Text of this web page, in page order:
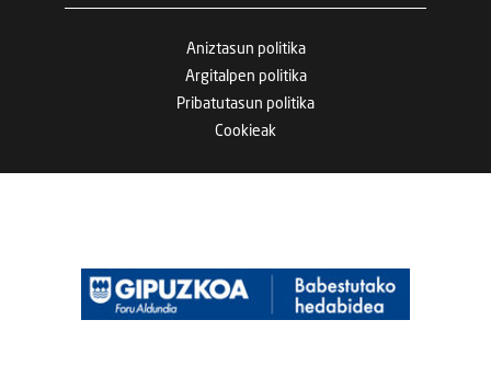
Aniztasun politika
Argitalpen politika
Pribatutasun politika
Cookieak